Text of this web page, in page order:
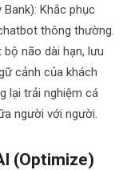
Khắc phục
thông thường.
não dài hạn, lưu
cảnh của khách
lại trải nghiệm cá
người với người.
(Optimize)